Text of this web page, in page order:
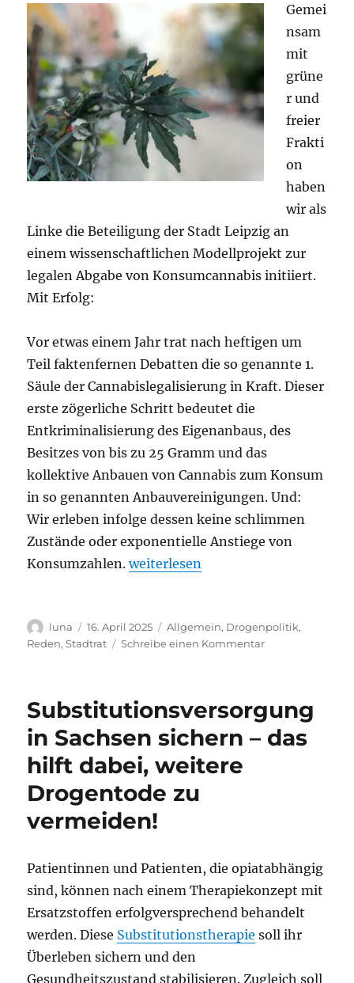
Gemei
nsam
mit
grüne
r und
freier
Frakti
on
haben
wir als
Linke die Beteiligung der Stadt Leipzig an
einem wissenschaftlichen Modellprojekt zur
legalen Abgabe von Konsumcannabis initiiert.
Mit Erfolg:
Vor etwas einem Jahr trat nach heftigen um
Teil faktenfernen Debatten die so genannte 1.
Säule der Cannabislegalisierung in Kraft. Dieser
erste zögerliche Schritt bedeutet die
Entkriminalisierung des Eigenanbaus, des
Besitzes von bis zu 25 Gramm und das
kollektive Anbauen von Cannabis zum Konsum
in so genannten Anbauvereinigungen. Und:
Wir erleben infolge dessen keine schlimmen
Zustände oder exponentielle Anstiege von
Konsumzahlen.„Leipzig als Modellkommune für
weiterlesen
Autor
luna
Veröffentlicht
am
16. April 2025 Kategorien
Allgemein, Drogenpolitik,
Reden,Stadtrat Schreibe einen Kommentarzu
für
die
legale
Substitutionsversorgung
in Sachsen sichern – das
hilft dabei, weitere
Drogentode zu
vermeiden!
Patientinnen und Patienten, die opiatabhängig
sind, können nach einem Therapiekonzept mit
Ersatzstoffen erfolgversprechend behandelt
werden. Diese Substitutionstherapie soll ihr
Überleben sichern und den
Gesundheitszustand stabilisieren. Zugleich soll